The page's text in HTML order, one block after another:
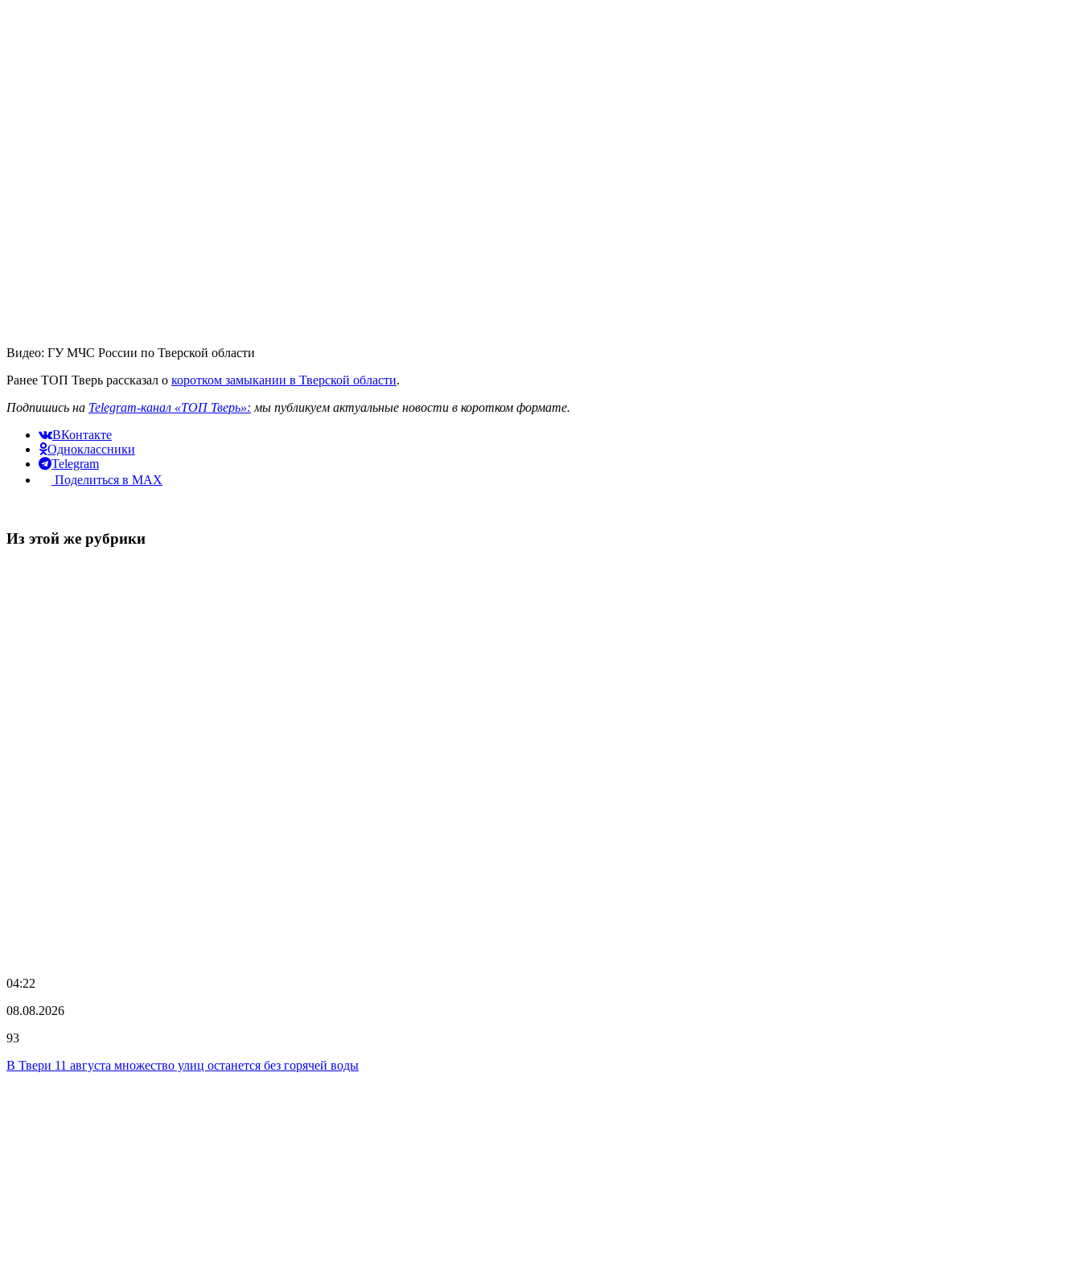
Видео: ГУ МЧС России по Тверской области
Ранее ТОП Тверь рассказал о коротком замыкании в Тверской области.
Подпишись на Telegram-канал «ТОП Тверь»: мы публикуем актуальные новости в коротком формате.
ВКонтакте
Одноклассники
Telegram
Поделиться в MAX
Из этой же рубрики
04:22
08.08.2026
93
В Твери 11 августа множество улиц останется без горячей воды